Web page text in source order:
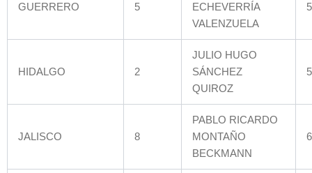
GUERRERO 5
ECHEVERRÍA
VALENZUELA
HIDALGO 2
JULIO HUGO
SÁNCHEZ
QUIROZ
JALISCO 8
PABLO RICARDO
MONTAÑO
BECKMANN